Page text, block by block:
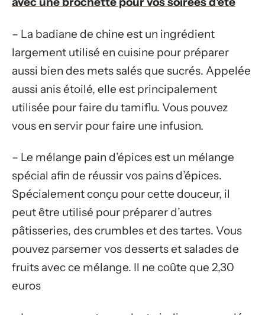
– La badiane de chine est un ingrédient
largement utilisé en cuisine pour préparer
aussi bien des mets salés que sucrés. Appelée
aussi anis étoilé, elle est principalement
utilisée pour faire du tamiflu. Vous pouvez
vous en servir pour faire une infusion.
– Le mélange pain d’épices est un mélange
spécial afin de réussir vos pains d’épices.
Spécialement conçu pour cette douceur, il
peut être utilisé pour préparer d’autres
pâtisseries, des crumbles et des tartes. Vous
pouvez parsemer vos desserts et salades de
fruits avec ce mélange. Il ne coûte que 2,30
euros